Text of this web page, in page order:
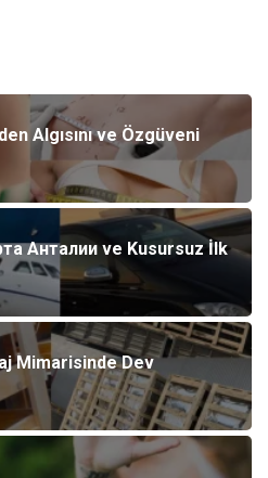
Algısını ve Özgüveni
Анталии ve Kusursuz İlk
Mimarisinde Dev